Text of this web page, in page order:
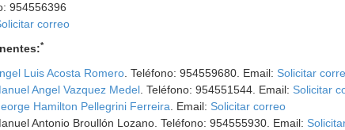
954556396
correo
*
Luis Acosta Romero . Teléfono: 954559680. Email: Solicitar
Angel Vazquez Medel . Teléfono: 954551544. Email: Solicitar
Hamilton Pellegrini Ferreira . Email: Solicitar correo
Antonio Broullón Lozano. Teléfono: 954555930. Email: